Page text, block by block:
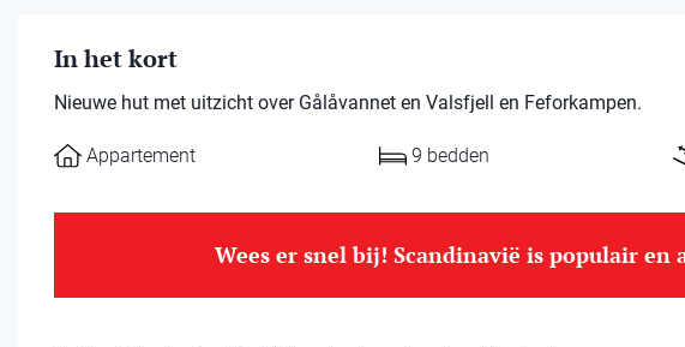
In het kort
Nieuwe hut met uitzicht over Gålåvannet en Valsfjell en Feforkampen.
Appartement 9 bedden
Wees er snel bij! Scandinavië is populair en